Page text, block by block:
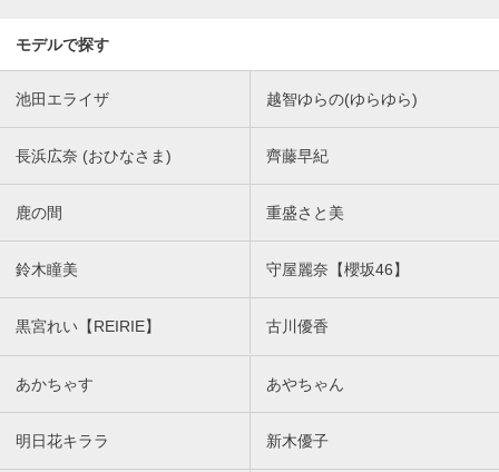
モデルで探す
池田エライザ 越智ゆらの(ゆらゆら)
長浜広奈 (おひなさま) 齊藤早紀
鹿の間 重盛さと美
鈴木瞳美 守屋麗奈【櫻坂46】
黒宮れい【REIRIE】 古川優香
あかちゃす あやちゃん
明日花キララ 新木優子